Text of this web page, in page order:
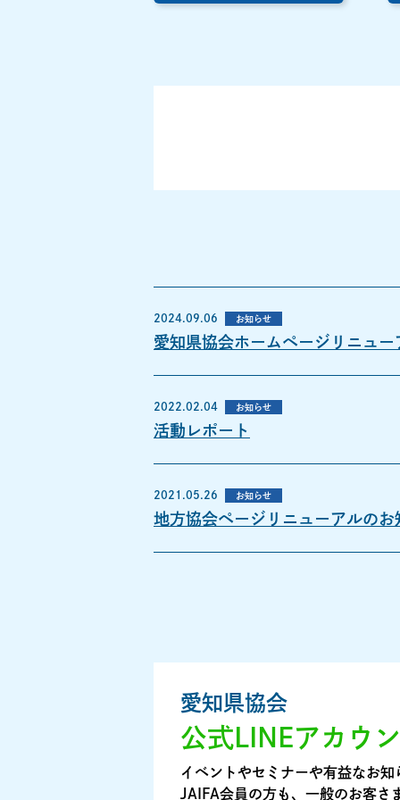
2024.09.06 お知らせ
愛知県協会ホームページリニュー
2022.02.04 お知らせ
活動レポート
2021.05.26 お知らせ
地方協会ページリニューアルのお
愛知県協会
公式LINEアカウ
イベントやセミナーや有益なお
JAIFA会員の方も、一般のお客さ